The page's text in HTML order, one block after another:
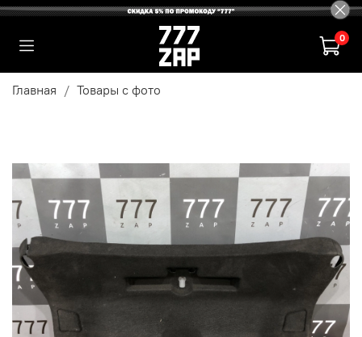
0
Главная Товары с фото